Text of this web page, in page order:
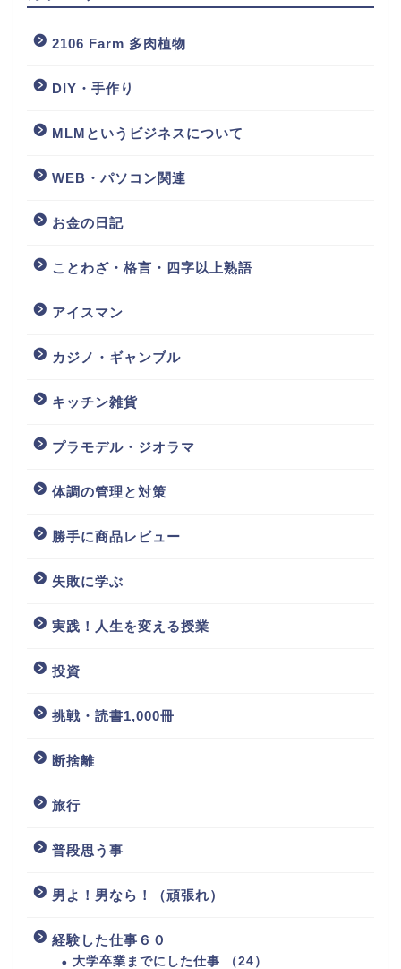
2106 Farm 多肉植物
DIY・手作り
MLMというビジネスについて
WEB・パソコン関連
お金の日記
ことわざ・格言・四字以上熟語
アイスマン
カジノ・ギャンブル
キッチン雑貨
プラモデル・ジオラマ
体調の管理と対策
勝手に商品レビュー
失敗に学ぶ
実践！人生を変える授業
投資
挑戦・読書1,000冊
断捨離
旅行
普段思う事
男よ！男なら！（頑張れ）
経験した仕事６０
大学卒業までにした仕事 （24）